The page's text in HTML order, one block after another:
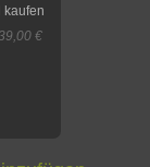
kaufen
€